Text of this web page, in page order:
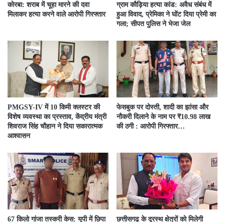
कोरबा: शराब में चूहा मारने की दवा
मिलाकर हत्या करने वाले आरोपी गिरफ्तार
ग्राम कौड़िया हत्या कांड: अवैध संबंध में
हुआ विवाद, प्रेमिका ने घोंट दिया प्रेमी का
गला; सीपत पुलिस ने भेजा जेल
PMGSY-IV में 10 किमी क्लस्टर की
विशेष व्यवस्था का प्रस्ताव, केंद्रीय मंत्री
शिवराज सिंह चौहान ने दिया सकारात्मक
आश्वासन
फेसबुक पर दोस्ती, शादी का झांसा और
नौकरी दिलाने के नाम पर ₹10.98 लाख
की ठगी : आरोपी गिरफ्तार…
67 किलो गांजा तस्करी केस: यूपी में छिपा छत्तीसगढ़ के दूरस्थ क्षेत्रों को मिलेगी